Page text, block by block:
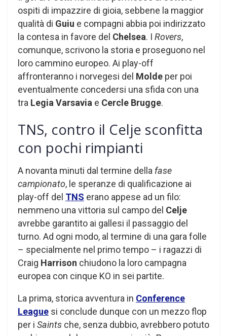
ospiti di impazzire di gioia, sebbene la maggior
qualità di Guiu e compagni abbia poi indirizzato
la contesa in favore del Chelsea. I Rovers,
comunque, scrivono la storia e proseguono nel
loro cammino europeo. Ai play-off
affronteranno i norvegesi del Molde per poi
eventualmente concedersi una sfida con una
tra Legia Varsavia e Cercle Brugge.
TNS, contro il Celje sconfitta
con pochi rimpianti
A novanta minuti dal termine della fase
campionato, le speranze di qualificazione ai
play-off del TNS erano appese ad un filo:
nemmeno una vittoria sul campo del Celje
avrebbe garantito ai gallesi il passaggio del
turno. Ad ogni modo, al termine di una gara folle
– specialmente nel primo tempo – i ragazzi di
Craig Harrison chiudono la loro campagna
europea con cinque KO in sei partite.
La prima, storica avventura in Conference
League si conclude dunque con un mezzo flop
per i Saints che, senza dubbio, avrebbero potuto